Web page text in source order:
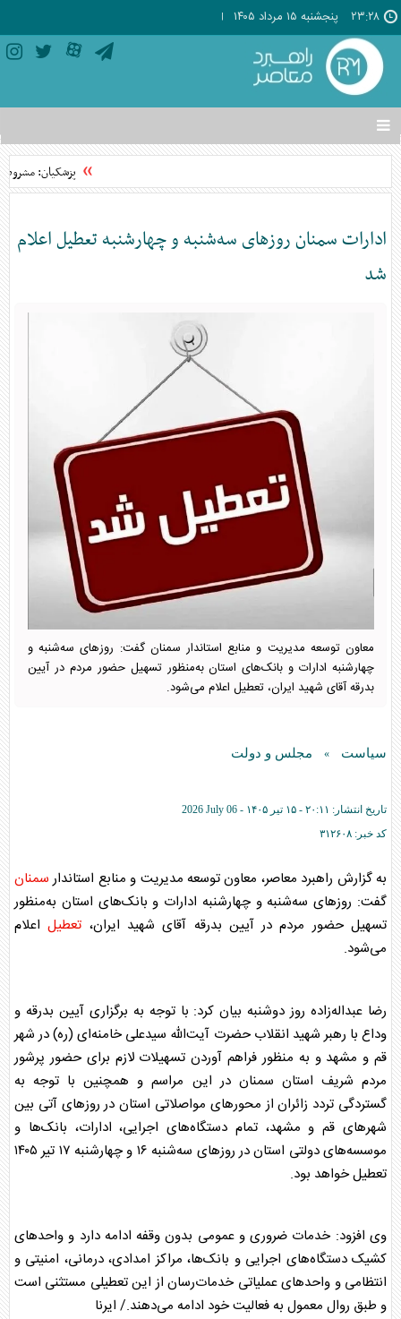
۲۳:۲۸ پنجشنبه ۱۵ مرداد ۱۴۰۵
تغییر
وضعیت
منوی
ها
پزشکیان:
ادارات سمنان روز‌های سه‌شنبه و چهارشنبه تعطیل اعلام
شد
معاون توسعه مدیریت و منابع استاندار سمنان گفت: روز‌های سه‌شنبه و
چهارشنبه ادارات و بانک‌های استان به‌منظور تسهیل حضور مردم در آیین
بدرقه آقای شهید ایران، تعطیل اعلام می‌شود.
سیاست » مجلس و دولت
تاریخ انتشار: ۲۰:۱۱ - ۱۵ تير ۱۴۰۵ -
2026 July 06
کد خبر: ۳۱۲۶۰۸
به گزارش راهبرد معاصر، معاون توسعه مدیریت و منابع استاندارسمنان
گفت: روز‌های سه‌شنبه و چهارشنبه ادارات و بانک‌های استان به‌منظور
تسهیل حضور مردم در آیین بدرقه آقای شهید ایران، تعطیلاعلام
می‌شود.
رضا عبداله‌زاده روز دوشنبه بیان کرد: با توجه به برگزاری آیین بدرقه و
وداع با رهبر شهید انقلاب حضرت آیت‌الله سیدعلی خامنه‌ای (ره) در شهر
قم و مشهد و به منظور فراهم آوردن تسهیلات لازم برای حضور پرشور
مردم شریف استان سمنان در این مراسم و همچنین با توجه به
گستردگی تردد زائران از محور‌های مواصلاتی استان در روز‌های آتی بین
شهر‌های قم و مشهد، تمام دستگاه‌های اجرایی، ادارات، بانک‌ها و
موسسه‌های دولتی استان در روز‌های سه‌شنبه ۱۶ و چهارشنبه ۱۷ تیر ۱۴۰۵
تعطیلخواهد بود.
وی افزود: خدمات ضروری و عمومی بدون وقفه ادامه دارد و واحد‌های
کشیک دستگاه‌های اجرایی و بانک‌ها، مراکز امدادی، درمانی، امنیتی و
انتظامی و واحد‌های عملیاتی خدمات‌رسان از اینتعطیلی مستثنی است
و طبق روال معمول به فعالیت خود ادامه می‌دهند./ ایرنا